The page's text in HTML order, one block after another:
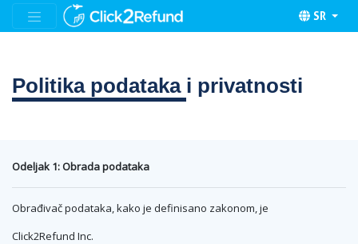
SR
Politika podataka i privatnosti
Odeljak 1: Obrada podataka
Obrađivač podataka, kako je definisano zakonom, je
Click2Refund Inc.